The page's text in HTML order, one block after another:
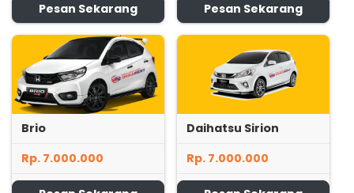
Pesan Sekarang Pesan Sekarang
Brio
Rp. 7.000.000
Daihatsu Sirion
Rp. 7.000.000